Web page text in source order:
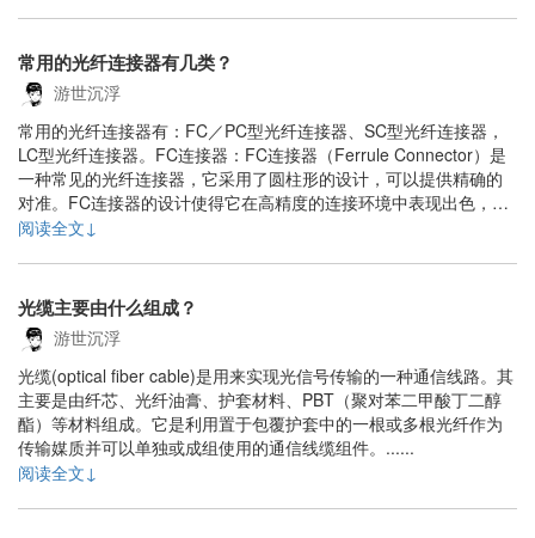
常用的光纤连接器有几类？
游世沉浮
常用的光纤连接器有：FC／PC型光纤连接器、SC型光纤连接器，
LC型光纤连接器。FC连接器：FC连接器（Ferrule Connector）是
一种常见的光纤连接器，它采用了圆柱形的设计，可以提供精确的
对准。FC连接器的设计使得它在高精度的连接环境中表现出色，因
为它的尺寸较小，可以在有限的空间内实现更多的连接。FC连接器
阅读全文↓
光缆主要由什么组成？
游世沉浮
光缆(optical fiber cable)是用来实现光信号传输的一种通信线路。其
主要是由纤芯、光纤油膏、护套材料、PBT（聚对苯二甲酸丁二醇
酯）等材料组成。它是利用置于包覆护套中的一根或多根光纤作为
传输媒质并可以单独或成组使用的通信线缆组件。......
阅读全文↓